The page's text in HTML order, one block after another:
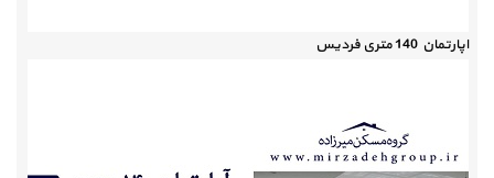
اپارتمان 140 متری فردیس